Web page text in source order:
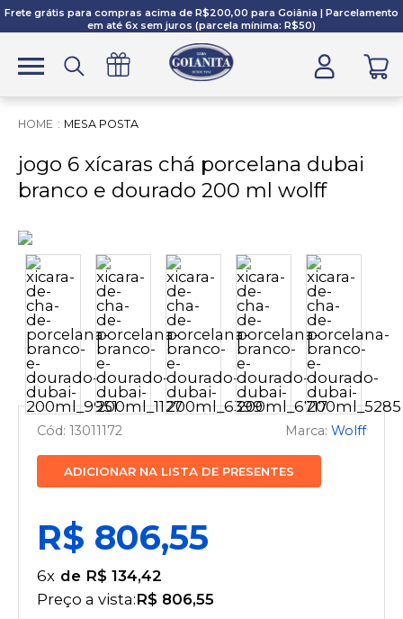
Frete grátis para compras acima de R$200,00 para Goiânia | Parcelamento
em até 6x sem juros (parcela mínima: R$50)
MESA POSTA
jogo 6 xícaras chá porcelana dubai
branco e dourado 200 ml wolff
13011172 Wolff
ADICIONAR NA LISTA DE PRESENTES
R$ 806,55
6x
R$ 134,42
Preço a vista:R$ 806,55